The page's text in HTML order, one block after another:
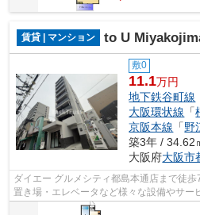
賃貸 | マンション to U
敷0
11.1万円
地下鉄谷町線
大阪環状線 「
京阪本線 「野
築3年 / 34.62
大阪府大阪市
ダイエー グルメシティ都島本通店まで徒
置き場・エレベータなど様々な設備やサー
駅から徒歩6分に立地する物件です。防...